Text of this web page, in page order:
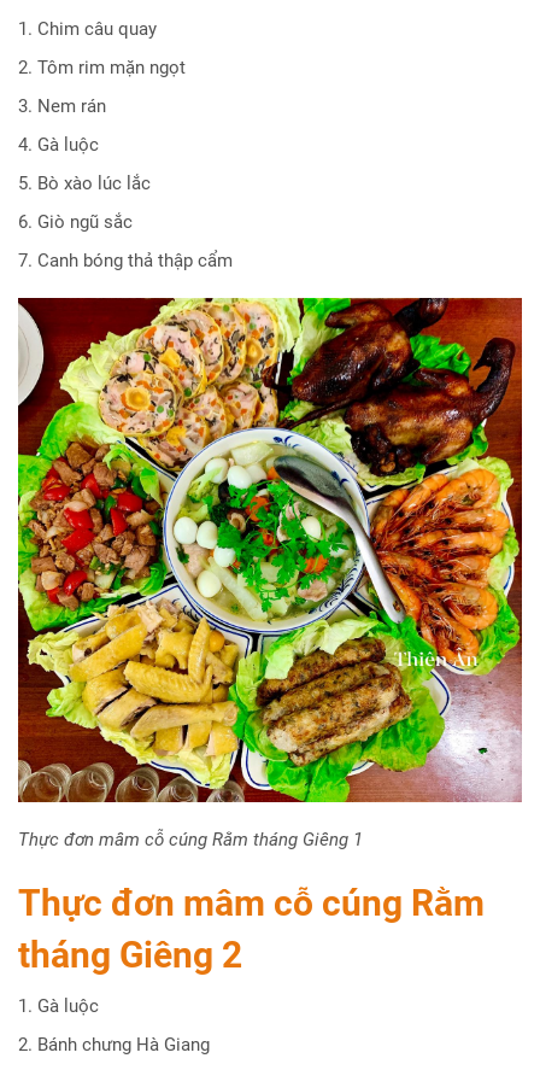
1. Chim câu quay
2. Tôm rim mặn ngọt
3. Nem rán
4. Gà luộc
5. Bò xào lúc lắc
6. Giò ngũ sắc
7. Canh bóng thả thập cẩm
Thực đơn mâm cỗ cúng Rằm tháng Giêng 1
Thực đơn mâm cỗ cúng Rằm
tháng Giêng 2
1. Gà luộc
2. Bánh chưng Hà Giang